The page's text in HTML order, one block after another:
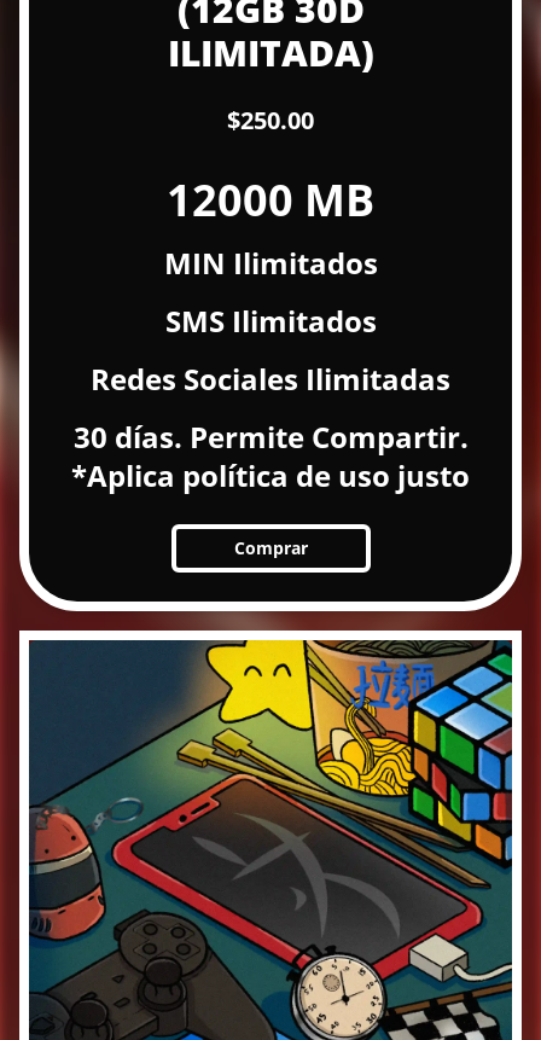
ILIMITADA)
$250.00
12000 MB
MIN Ilimitados
SMS Ilimitados
Redes Sociales Ilimitadas
30 días. Permite Compartir.
*Aplica política de uso justo
Comprar